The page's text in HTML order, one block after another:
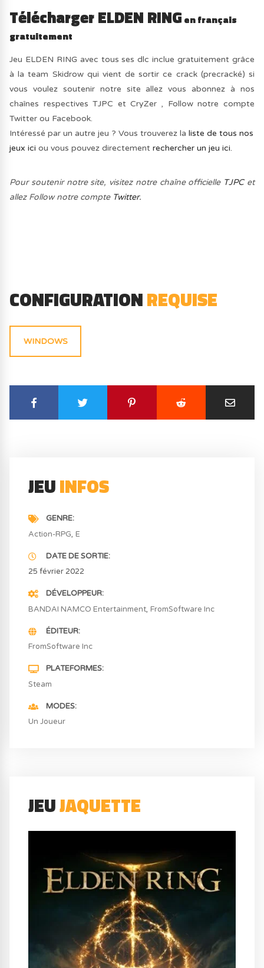
Télécharger ELDEN RING en français
gratuitement
Jeu ELDEN RING avec tous ses dlc inclue gratuitement grâce
à la team Skidrow qui vient de sortir ce crack (precracké) si
vous voulez soutenir notre site allez vous abonnez à nos
chaînes respectives TJPC et CryZer , Follow notre compte
Twitter ou Facebook.
Intéressé par un autre jeu ? Vous trouverez laliste de tous nos
jeux ici ou vous pouvez directementrechercher un jeu ici.
Pour soutenir notre site, visitez notre chaîne officielle TJPCet
allez Follow notre compte Twitter.
CONFIGURATIONREQUISE
WINDOWS
JEUINFOS
GENRE
Action-RPG E
DATE DE SORTIE
25 février 2022
DÉVELOPPEUR
BANDAI NAMCO Entertainment FromSoftware Inc
ÉDITEUR
FromSoftware Inc
PLATEFORMES
Steam
MODES
Un Joueur
JEUJAQUETTE